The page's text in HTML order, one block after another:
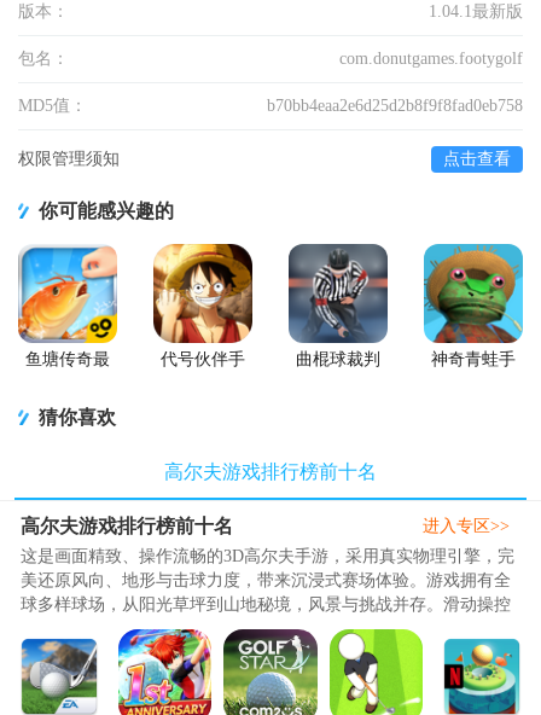
版本： 1.04.1最新版
包名： com.donutgames.footygolf
MD5值： b70bb4eaa2e6d25d2b8f9f8fad0eb758
权限管理须知 点击查看
你可能感兴趣的
鱼塘传奇最
代号伙伴手
曲棍球裁判
神奇青蛙手
猜你喜欢
高尔夫游戏排行榜前十名
高尔夫游戏排行榜前十名
这是画面精致、操作流畅的3D高尔夫手游，采用真实物理引擎，完
美还原风向、地形与击球力度，带来沉浸式赛场体验。游戏拥有全
球多样球场，从阳光草坪到山地秘境，风景与挑战并存。滑动操控
易上手，新手也能快速打出漂亮一杆；深度玩法考验策略，选杆、
瞄准、控力样样关键。支持单人闯关、实时对战、一杆进洞挑战等
多种模式，可自定义角色与球杆，逐步解锁高级装备。休闲解压、
竞技过瘾两不误，随时随地享受优雅又刺激的高尔夫乐趣..
进入专区>>